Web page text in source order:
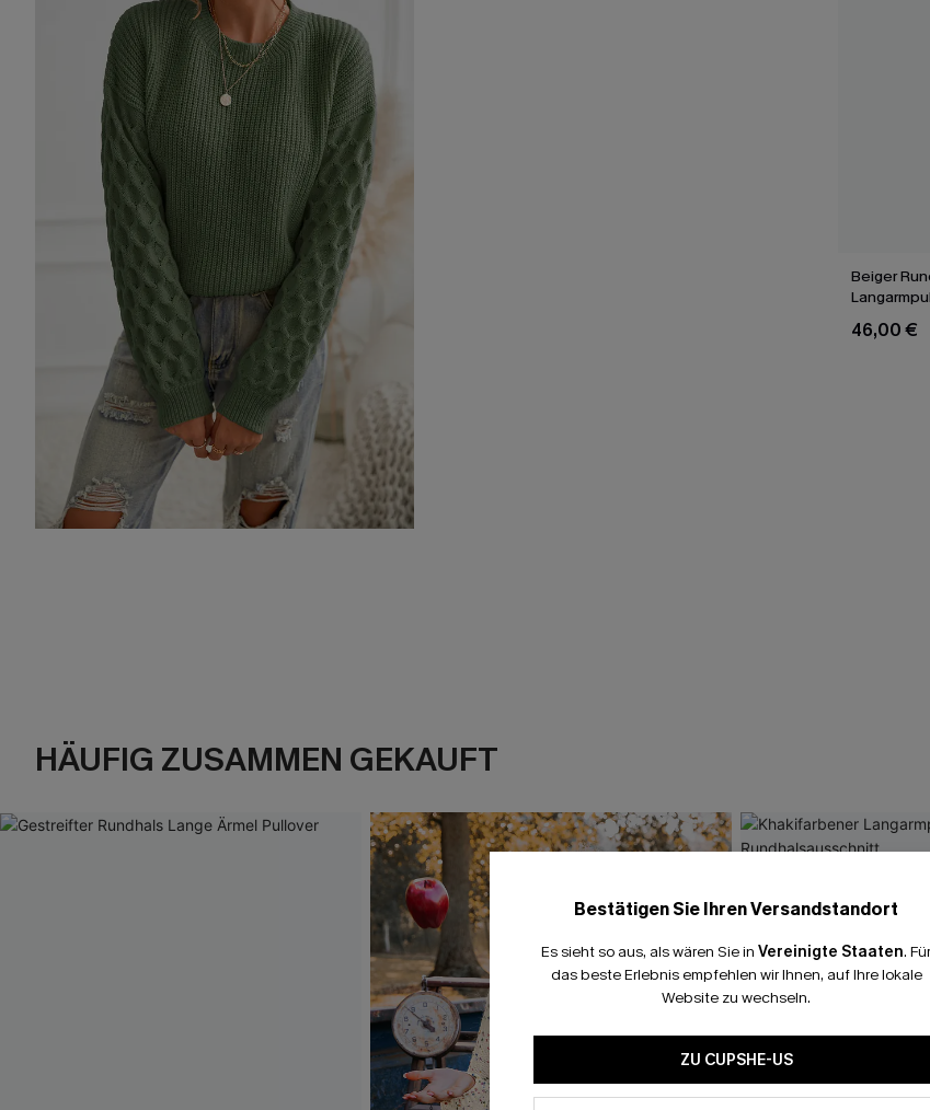
Beiger
46,00 €
HÄUFIG ZUSAMMEN GEKAUFT
Bestätigen Sie Ihren Versandstandort
Es sieht so aus, als wären Sie in Vereinigte Staaten. Für
das beste Erlebnis empfehlen wir Ihnen, auf Ihre lokale
Website zu wechseln.
ZU CUPSHE-US